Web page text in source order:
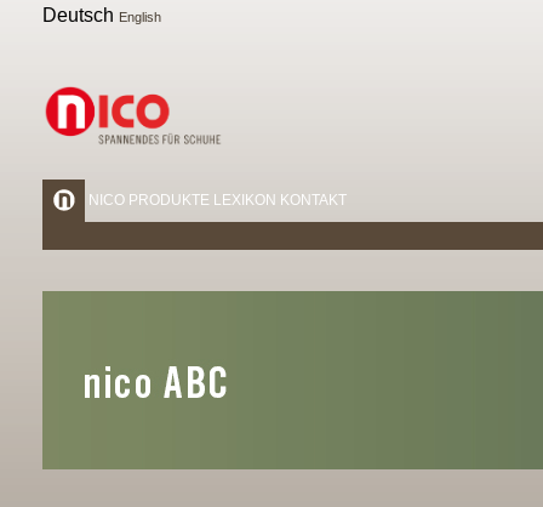
Deutsch English
NICO PRODUKTE LEXIKON KONTAKT